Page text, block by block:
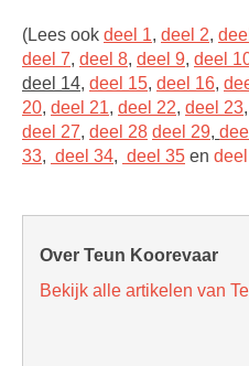
(Lees ook deel 1, deel 2,
deel 7, deel 8, deel 9, deel
deel 14, deel 15, deel 16,
20, deel 21, deel 22, deel 23,
deel 27, deel 28 deel 29,
33, deel 34, deel 35 en
Over Teun Koorevaar
Bekijk alle artikelen van